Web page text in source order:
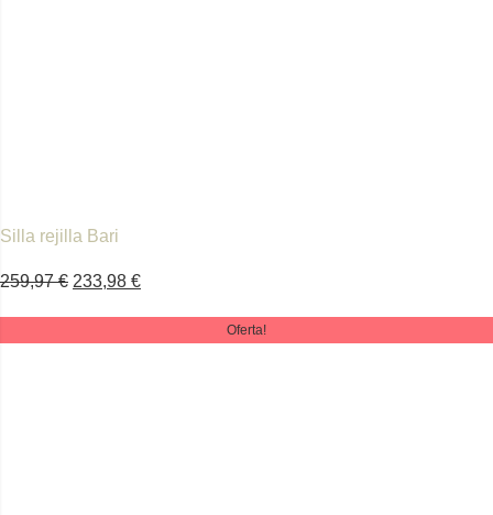
Silla rejilla Bari
259,97€ 233,98 €
Oferta!